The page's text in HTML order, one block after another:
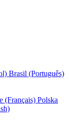
Brasil (Português)
(Français) Polska